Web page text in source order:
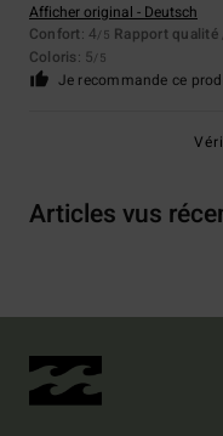
Afficher original - Deutsch
Confort: 4/5 Rapport qualité
Coloris: 5/5
Je recommande ce
Articles vus